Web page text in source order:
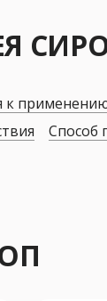
к
Способ